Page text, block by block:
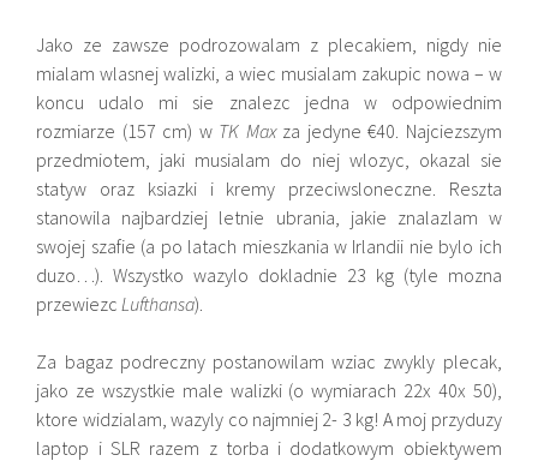
Jako ze zawsze podrozowalam z plecakiem, nigdy nie
mialam wlasnej walizki, a wiec musialam zakupic nowa – w
koncu udalo mi sie znalezc jedna w odpowiednim
rozmiarze (157 cm) w TK Maxza jedyne €40. Najciezszym
przedmiotem, jaki musialam do niej wlozyc, okazal sie
statyw oraz ksiazki i kremy przeciwsloneczne. Reszta
stanowila najbardziej letnie ubrania, jakie znalazlam w
swojej szafie (a po latach mieszkania w Irlandii nie bylo ich
duzo…). Wszystko wazylo dokladnie 23 kg (tyle mozna
przewiezcLufthansa).
Za bagaz podreczny postanowilam wziac zwykly plecak,
jako ze wszystkie male walizki (o wymiarach 22x 40x 50),
ktore widzialam, wazyly co najmniej 2- 3 kg! A moj przyduzy
laptop i SLR razem z torba i dodatkowym obiektywem